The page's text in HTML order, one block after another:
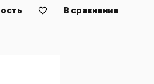
В сравнение